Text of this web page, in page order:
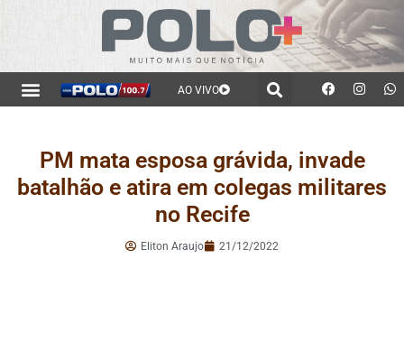
AO VIVO
PM mata esposa grávida, invade
batalhão e atira em colegas militares
no Recife
Eliton Araujo 21/12/2022